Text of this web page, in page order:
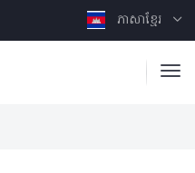
ភាសាខ្មែរ